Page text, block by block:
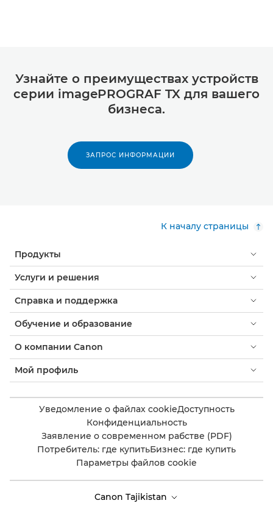
Узнайте о преимуществах устройств
серии imagePROGRAF TX для вашего
бизнеса.
ЗАПРОС ИНФОРМАЦИИ
К началу страницы
Продукты
Услуги и решения
Справка и поддержка
Обучение и образование
О компании Canon
Мой профиль
Уведомление о файлах cookieДоступность
Конфиденциальность
Заявление о современном рабстве (PDF)
Потребитель: где купитьБизнес: где купить
Параметры файлов cookie
Canon Tajikistan